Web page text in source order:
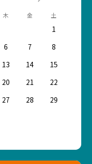
木 金 土
1
6 7
8
13 14
15
20 21
22
27 28
29